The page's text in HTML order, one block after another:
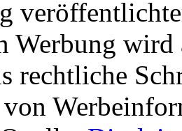
Werbung
rechtliche